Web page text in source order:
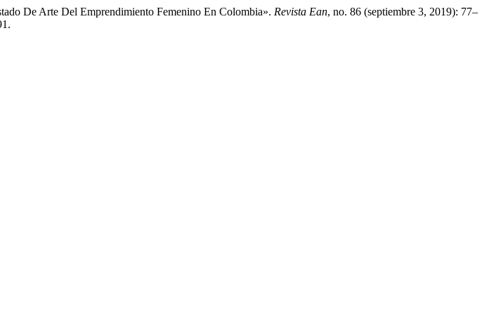
De Arte Del Emprendimiento Femenino En Colombia». Revista Ean, no. 86 (septiembre 3, 2019): 77–